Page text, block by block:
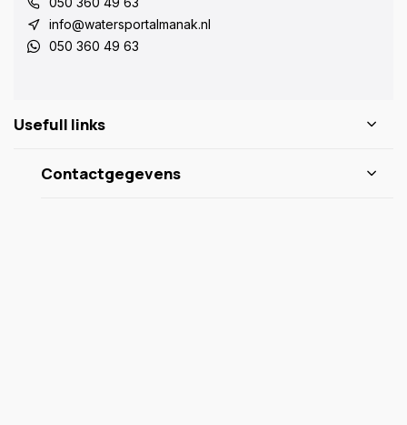
info@watersportalmanak.nl
050 360 49 63
Usefull links
Contactgegevens